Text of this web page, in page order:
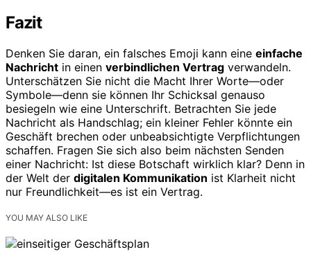
Fazit
Denken Sie daran, ein falsches Emoji kann eine einfache
Nachricht in einen verbindlichen Vertrag verwandeln.
Unterschätzen Sie nicht die Macht Ihrer Worte—oder
Symbole—denn sie können Ihr Schicksal genauso
besiegeln wie eine Unterschrift. Betrachten Sie jede
Nachricht als Handschlag; ein kleiner Fehler könnte ein
Geschäft brechen oder unbeabsichtigte Verpflichtungen
schaffen. Fragen Sie sich also beim nächsten Senden
einer Nachricht: Ist diese Botschaft wirklich klar? Denn in
der Welt der digitalen Kommunikation ist Klarheit nicht
nur Freundlichkeit—es ist ein Vertrag.
YOU MAY ALSO LIKE